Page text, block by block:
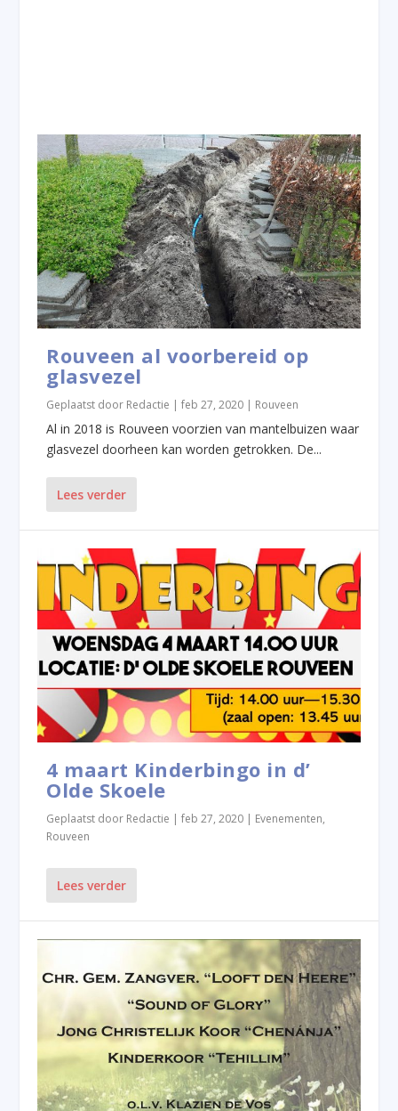
Rouveen al voorbereid op
glasvezel
Geplaatst door Redactie |feb 27, 2020 | Rouveen
Al in 2018 is Rouveen voorzien van mantelbuizen waar
glasvezel doorheen kan worden getrokken. De...
Lees verder
4 maart Kinderbingo in d’
Olde Skoele
Geplaatst door Redactie |feb 27, 2020 | Evenementen,
Rouveen
Lees verder